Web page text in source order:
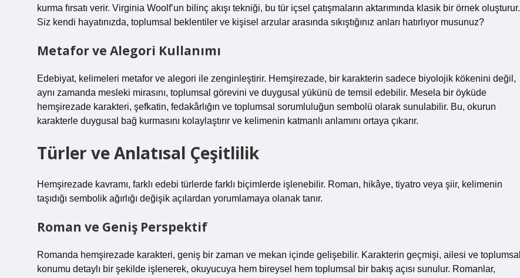
kurma fırsatı verir. Virginia Woolf’un bilinç akışı tekniği, bu tür içsel çatışmaların aktarımında klasik bir örnek oluşturur.
Siz kendi hayatınızda, toplumsal beklentiler ve kişisel arzular arasında sıkıştığınız anları hatırlıyor musunuz?
Metafor ve Alegori Kullanımı
Edebiyat, kelimeleri metafor ve alegori ile zenginleştirir. Hemşirezade, bir karakterin sadece biyolojik kökenini değil,
aynı zamanda mesleki mirasını, toplumsal görevini ve duygusal yükünü de temsil edebilir. Mesela bir öyküde
hemşirezade karakteri, şefkatin, fedakârlığın ve toplumsal sorumluluğun sembolü olarak sunulabilir. Bu, okurun
karakterle duygusal bağ kurmasını kolaylaştırır ve kelimenin katmanlı anlamını ortaya çıkarır.
Türler ve Anlatısal Çeşitlilik
Hemşirezade kavramı, farklı edebi türlerde farklı biçimlerde işlenebilir. Roman, hikâye, tiyatro veya şiir, kelimenin
taşıdığı sembolik ağırlığı değişik açılardan yorumlamaya olanak tanır.
Roman ve Geniş Perspektif
Romanda hemşirezade karakteri, geniş bir zaman ve mekan içinde gelişebilir. Karakterin geçmişi, ailesi ve toplumsal
konumu detaylı bir şekilde işlenerek, okuyucuya hem bireysel hem toplumsal bir bakış açısı sunulur. Romanlar,